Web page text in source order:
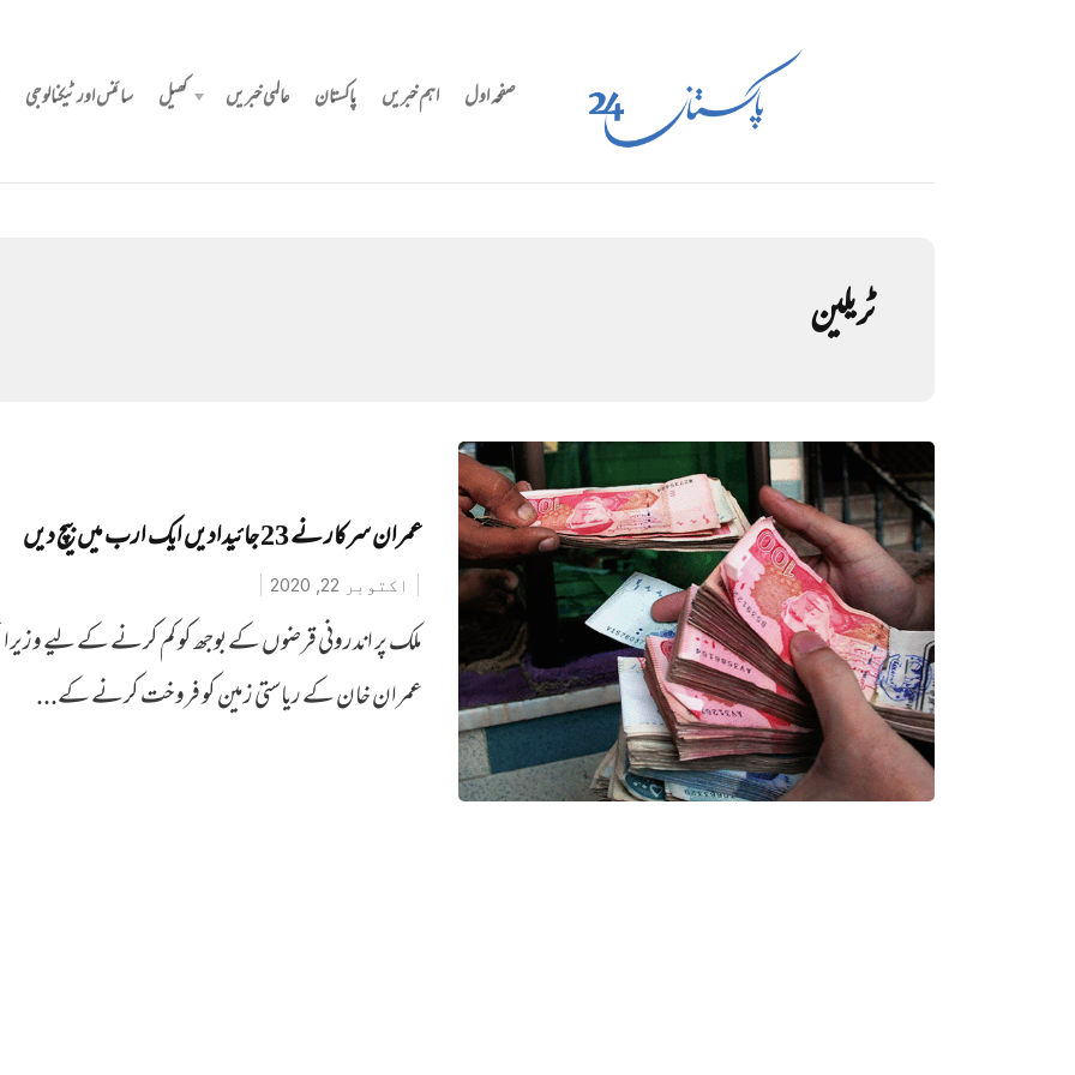
صفحہ اول اہم خبریں پاکستان عالمی خبریں کھیل سائنس اور ٹیکنالوجی
ٹریلین
عمران سرکار نے 23 جائیدادیں ایک ارب میں بیچ دیں
اکتوبر 22, 2020
ملک پر اندرونی قرضوں کے بوجھ کو کم کرنے کے لیے
عمران خان کے ریاستی زمین کو فروخت کرنے کے...